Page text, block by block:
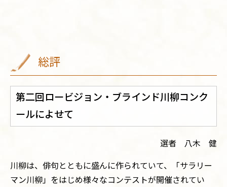
総評
第二回ロービジョン・ブラインド川柳コンク
ールによせて
選者 八木 健
川柳は、俳句とともに盛んに作られていて、「サラリー
マン川柳」をはじめ様々なコンテストが開催されてい